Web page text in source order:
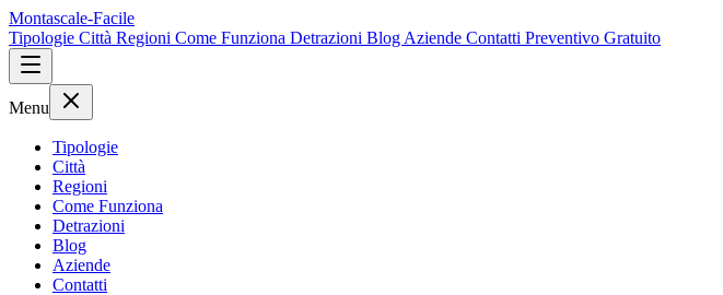
Montascale-Facile
Tipologie Città Regioni Come Funziona Detrazioni Blog Aziende Contatti Preventivo Gratuito
Menu
Tipologie
Città
Regioni
Come Funziona
Detrazioni
Blog
Aziende
Contatti